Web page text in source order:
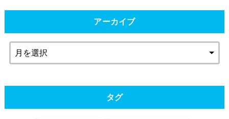
アーカイブ
タグ